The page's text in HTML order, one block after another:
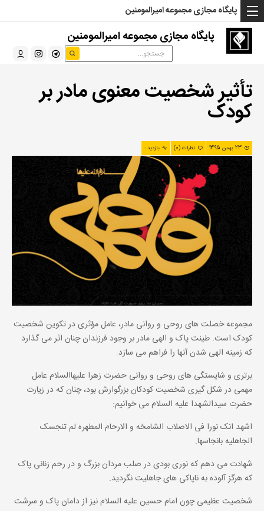
... Read more »" />
... Read more »" />... Read more »" />
پایگاه مجازی مجموعه امیرالمومنین
پایگاه مجازی مجموعه امیرالمومنین
تأثیر شخصیت معنوی مادر بر
کودک
23 بهمن 1395 نظرات (0) بازدید :
مجموعه خصلت های روحی و روانی مادر، عامل مؤثری در تکوین شخصیت
کودک است. طینت پاک و الهی مادر بر وجود فرزندان چنان اثر می گذارد
که زمینه الهی شدن آنها را فراهم می سازد.
برتری و شایستگی های روحی و روانی حضرت زهرا علیهاالسلام عامل
مهمی در شکل گیری شخصیت کودکان بزرگوارش بود، چنان که در زیارت
حضرت سیدالشهدا علیه السلام می خوانیم:
اشهد انک نورا فی الاصلاب الشامخه و الارحام المطهره لم تنجسک
الجاهلیه بانجاسها.
شهادت می دهم که نوری بودی در صلب مردان بزرگ و در رحم زنانی پاک
که هرگز آلوده به ناپاکی های جاهلیت نگردید.
شخصیت عظیمی چون امام حسین علیه السلام نیز از دامان پاک و سرشت